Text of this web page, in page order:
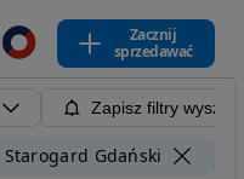
Zacznij
sprzedawać
Zapisz filtry
Starogard Gdański